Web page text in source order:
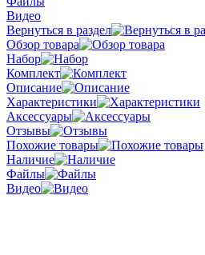
Видео
Вернуться в раздел
Обзор товара
Набор
Комплект
Описание
Характеристики
Аксессуары
Отзывы
Похожие товары
Наличие
Файлы
Видео